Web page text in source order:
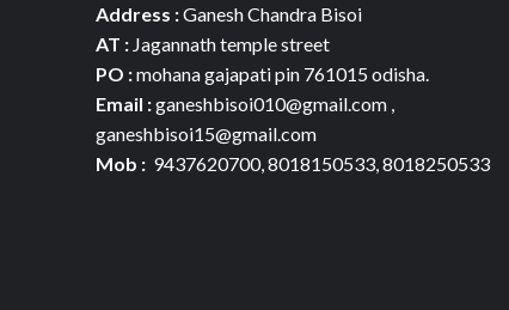
Address :Ganesh Chandra Bisoi
AT :Jagannath temple street
PO :mohana gajapati pin 761015 odisha.
Email :ganeshbisoi010@gmail.com ,
ganeshbisoi15@gmail.com
Mob :9437620700, 8018150533, 8018250533